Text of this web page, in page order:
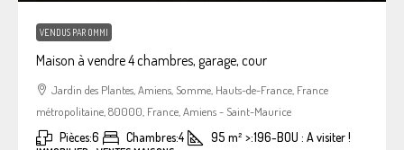
VENDUS PAR OMMI
Maison à vendre 4 chambres, garage, cour
Jardin des Plantes, Amiens, Somme, Hauts-de-France, France
métropolitaine, 80000, France, Amiens - Saint-Maurice
Pièces:6 Chambres:4 95 m² >:196-BOU : A visiter !